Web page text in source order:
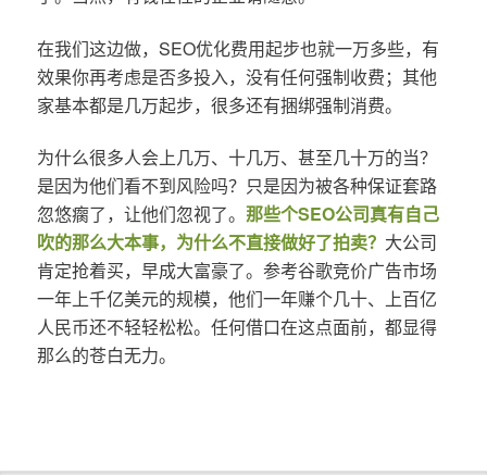
在我们这边做，SEO优化费用起步也就一万多些，有
效果你再考虑是否多投入，没有任何强制收费；其他
家基本都是几万起步，很多还有捆绑强制消费。
为什么很多人会上几万、十几万、甚至几十万的当？
是因为他们看不到风险吗？只是因为被各种保证套路
忽悠瘸了，让他们忽视了。 那些个SEO公司真有自己
吹的那么大本事，为什么不直接做好了拍卖？ 大公司
肯定抢着买，早成大富豪了。参考谷歌竞价广告市场
一年上千亿美元的规模，他们一年赚个几十、上百亿
人民币还不轻轻松松。任何借口在这点面前，都显得
那么的苍白无力。